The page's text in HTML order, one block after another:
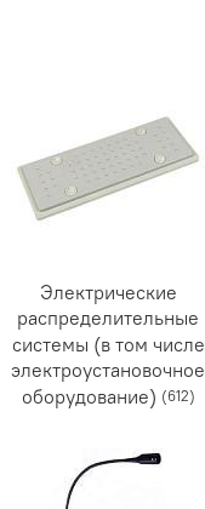
Электрические
распределительные
системы (в том числе
электроустановочное
оборудование) (612)